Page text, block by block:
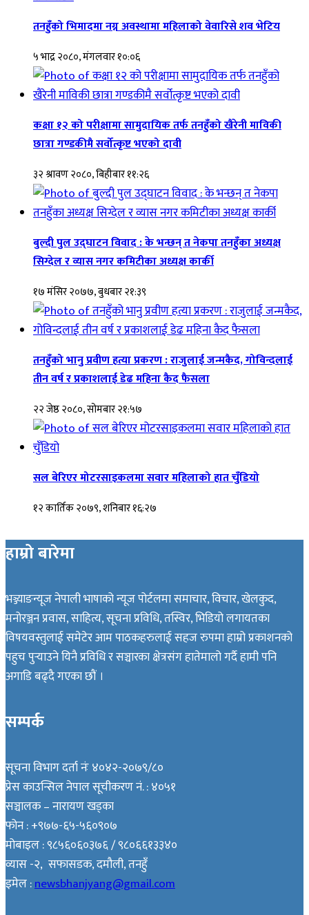
तनहुँको भिमादमा नग्न अवस्थामा महिलाको वेवारिसे शव भेटिय
५ भाद्र २०८०, मंगलवार १०:०६
कक्षा १२ को परीक्षामा सामुदायिक तर्फ तनहुँको खैरेनी माविकी
छात्रा गण्डकीमै सर्वोत्कृष्ट भएको दावी
३२ श्रावण २०८०, बिहीबार ११:२६
बुल्दी पुल उद्घाटन विवाद : के भन्छन् त नेकपा तनहुँका अध्यक्ष
सिग्देल र व्यास नगर कमिटीका अध्यक्ष कार्की
१७ मंसिर २०७७, बुधबार २१:३९
तनहुँको भानु प्रवीण हत्या प्रकरण : राजुलाई जन्मकैद, गोविन्दलाई
तीन वर्ष र प्रकाशलाई डेढ महिना कैद फैसला
२२ जेष्ठ २०८०, सोमबार २१:५७
सल बेरिएर मोटरसाइकलमा सवार महिलाको हात चुँडियो
१२ कार्तिक २०७९, शनिबार १६:२७
हाम्रो बारेमा
भञ्ज्याङन्यूज नेपाली भाषाको न्यूज पोर्टलमा समाचार, विचार, खेलकुद,
मनोरञ्जन प्रवास, साहित्य, सूचना प्रविधि, तस्विर, भिडियो लगायतका
विषयवस्तुलाई समेटेर आम पाठकहरुलाई सहज रुपमा हाम्रो प्रकाशनको
पहुच पुर्‍याउने यिनै प्रविधि र सञ्चारका क्षेत्रसंग हातेमालो गर्दै हामी पनि
अगाडि बढ्दै गएका छौं ।
सम्पर्क
सूचना विभाग दर्ता नंः ४०४२-२०७९/८०
प्रेस काउन्सिल नेपाल सूचीकरण नं. : ४०५१
सञ्चालक – नारायण खड्का
फोन : +९७७-६५-५६०९०७
मोबाइल : ९८५६०६०३७६ / ९८०६६१३३४०
व्यास -२, सफासडक, दमौली, तनहुँ
इमेल :newsbhanjyang@gmail.com